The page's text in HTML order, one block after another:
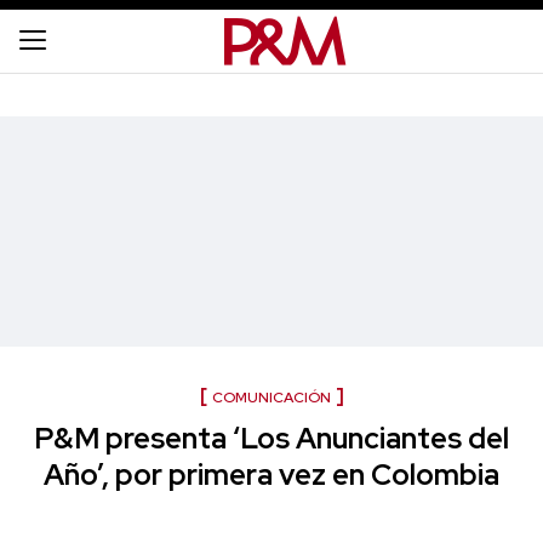
COMUNICACIÓN
P&M presenta ‘Los Anunciantes del
Año’, por primera vez en Colombia